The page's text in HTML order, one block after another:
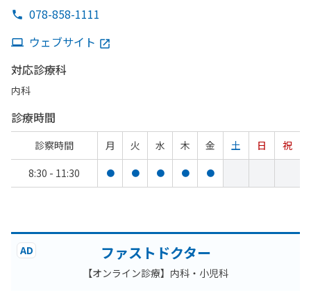
078-858-1111
ウェブサイト
対応診療科
内科
診療時間
診察時間 月 火 水 木 金 土 日
祝
8:30 - 11:30
● ● ● ● ●
AD ファストドクター
【オンライン診療】内科・小児科